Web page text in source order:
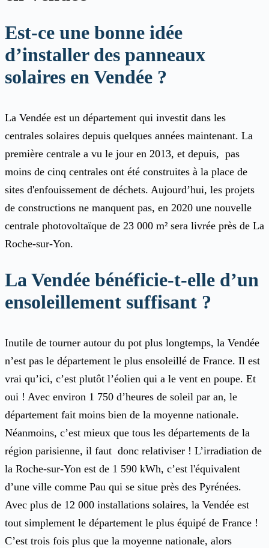
Est-ce une bonne idée
d’installer des panneaux
solaires en Vendée ?
La Vendée est un département qui investit dans les
centrales solaires depuis quelques années maintenant. La
première centrale a vu le jour en 2013, et depuis, pas
moins de cinq centrales ont été construites à la place de
sites d'enfouissement de déchets. Aujourd’hui, les projets
de constructions ne manquent pas, en 2020 une nouvelle
centrale photovoltaïque de 23 000 m² sera livrée près de La
Roche-sur-Yon.
La Vendée bénéficie-t-elle d’un
ensoleillement suffisant ?
Inutile de tourner autour du pot plus longtemps, la Vendée
n’est pas le département le plus ensoleillé de France. Il est
vrai qu’ici, c’est plutôt l’éolien qui a le vent en poupe. Et
oui ! Avec environ 1 750 d’heures de soleil par an, le
département fait moins bien de la moyenne nationale.
Néanmoins, c’est mieux que tous les départements de la
région parisienne, il faut donc relativiser ! L’irradiation de
la Roche-sur-Yon est de 1 590 kWh, c’est l'équivalent
d’une ville comme Pau qui se situe près des Pyrénées.
Avec plus de 12 000 installations solaires, la Vendée est
tout simplement le département le plus équipé de France !
C’est trois fois plus que la moyenne nationale, alors